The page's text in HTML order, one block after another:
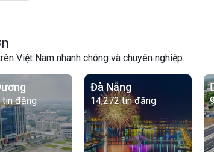
Việt Nam nhanh chóng và chuyên nghiệp.
đăng
Đà Nẵng
14,272 tin đăng